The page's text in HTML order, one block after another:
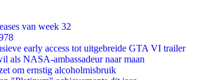
van week 32
early access tot uitgebreide GTA VI trailer
als NASA-ambassadeur naar maan
om ernstig alcoholmisbruik